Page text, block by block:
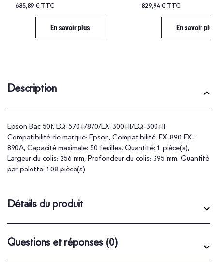
685,89 € TTC
En savoir plus
829,94 € TTC
En savoir plus
Description
Epson Bac 50f. LQ-570+/870/LX-300+II/LQ-300+II.
Compatibilité de marque: Epson, Compatibilité: FX-890 FX-
890A, Capacité maximale: 50 feuilles. Quantité: 1 pièce(s),
Largeur du colis: 256 mm, Profondeur du colis: 395 mm. Quantité
par palette: 108 pièce(s)
Détails du produit
Questions et réponses (0)